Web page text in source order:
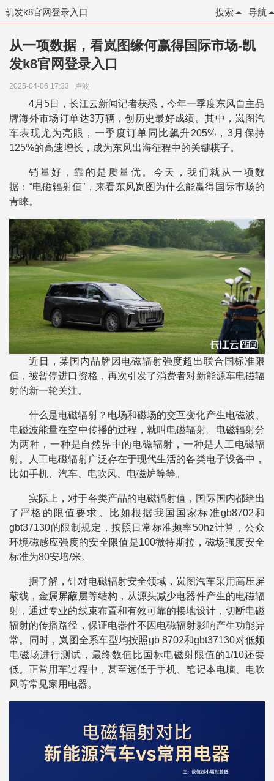
凯发k8官网登录入口 导航
搜索
从一项数据，看岚图缘何赢得国际市场-凯
发k8官网登录入口
2025-04-06 17:33 卢波
4月5日，长江云新闻记者获悉，今年一季度东风自主品
牌海外市场订单达3万辆，创历史最好成绩。其中，岚图汽
车表现尤为亮眼，一季度订单同比飙升205%，3月保持
125%的高速增长，成为东风出海征程中的关键棋子。
销量好，靠的是质量优。今天，我们就从一项数
据：“电磁辐射值”，来看东风岚图为什么能赢得国际市场的
青睐。
近日，某国内品牌因电磁辐射强度超出联合国标准限
值，被暂停进口资格，再次引发了消费者对新能源车电磁辐
射的新一轮关注。
什么是电磁辐射？电场和磁场的交互变化产生电磁波、
电磁波能量在空中传播的过程，就叫电磁辐射。电磁辐射分
为两种，一种是自然界中的电磁辐射，一种是人工电磁辐
射。人工电磁辐射广泛存在于现代生活的各类电子设备中，
比如手机、汽车、电吹风、电磁炉等等。
实际上，对于各类产品的电磁辐射值，国际国内都给出
了严格的限值要求。比如根据我国国家标准gb8702和
gbt37130的限制规定，按照日常标准频率50hz计算，公众
环境磁感应强度的安全限值是100微特斯拉，磁场强度安全
标准为80安培/米。
据了解，针对电磁辐射安全领域，岚图汽车采用高压屏
蔽线，金属屏蔽层等结构，从源头减少电器件产生的电磁辐
射，通过专业的线束布置和有效可靠的接地设计，切断电磁
辐射的传播路径，保证电器件不因电磁辐射影响产生功能异
常。同时，岚图全系车型均按照gb 8702和gbt37130对低频
电磁场进行测试，最终数值比国标电磁射限值的1/10还要
低。正常用车过程中，甚至远低于手机、笔记本电脑、电吹
风等常见家用电器。